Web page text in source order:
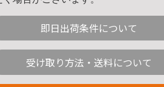
即日出荷条件について
受け取り方法・送料について